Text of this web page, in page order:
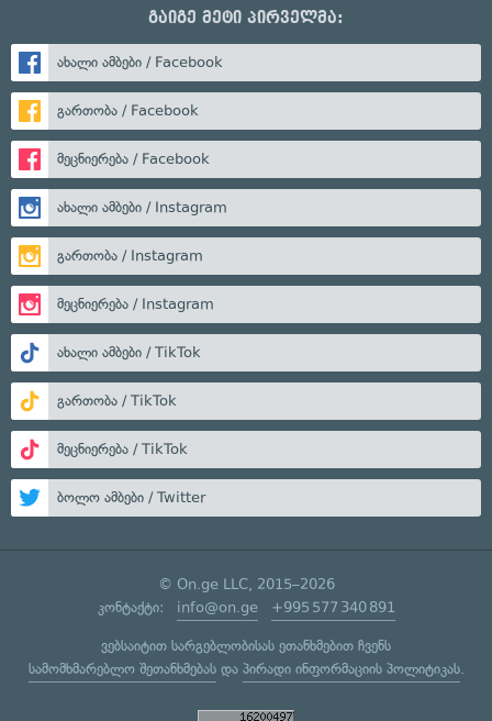
გაიგე მეტი პირველმა:
ახალი ამბები / Facebook
გართობა / Facebook
მეცნიერება / Facebook
ახალი ამბები / Instagram
გართობა / Instagram
მეცნიერება / Instagram
ახალი ამბები / TikTok
გართობა / TikTok
მეცნიერება / TikTok
ბოლო ამბები / Twitter
© On.ge LLC, 2015–2026
კონტაქტი: info@on.ge +995 577 340 891
ვებსაიტით სარგებლობისას ეთანხმებით ჩვენს
სამომხმარებლო შეთანხმებასდა პირადი ინფორმაციის პოლიტიკას.